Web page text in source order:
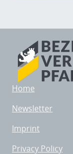
Home
Newsletter
Imprint
Privacy Policy